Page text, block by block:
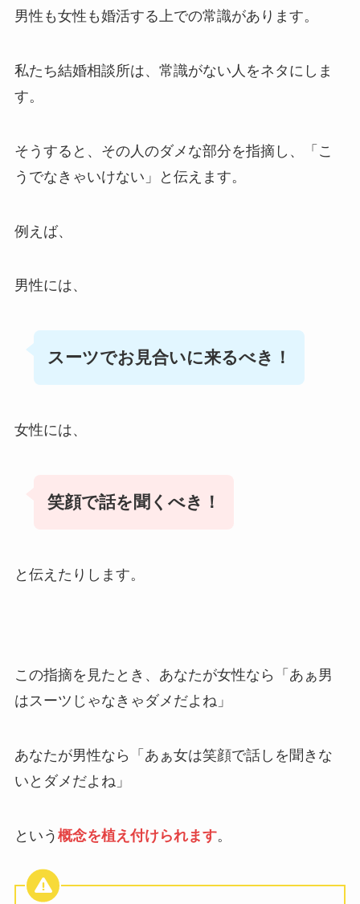
男性も女性も婚活する上での常識があります。
私たち結婚相談所は、常識がない人をネタにしま
す。
そうすると、その人のダメな部分を指摘し、「こ
うでなきゃいけない」と伝えます。
例えば、
男性には、
スーツでお見合いに来るべき！
女性には、
笑顔で話を聞くべき！
と伝えたりします。
この指摘を見たとき、あなたが女性なら「あぁ男
はスーツじゃなきゃダメだよね」
あなたが男性なら「あぁ女は笑顔で話しを聞きな
いとダメだよね」
という 概念を植え付けられます。